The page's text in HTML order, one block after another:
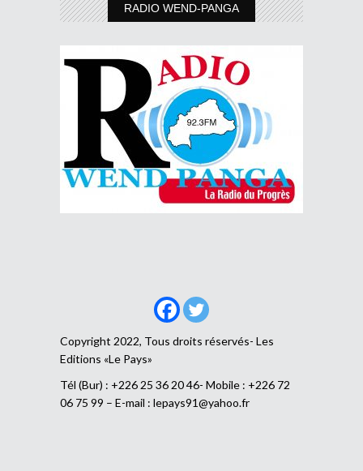
RADIO WEND-PANGA
Copyright 2022, Tous droits réservés- Les
Editions «Le Pays»
Tél (Bur) : +226 25 36 20 46- Mobile : +226 72
06 75 99 – E-mail : lepays91@yahoo.fr